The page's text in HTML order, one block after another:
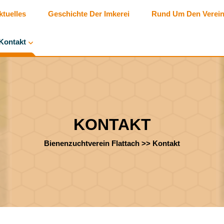
Geschichte Der Imkerei Rund Um Den Verein
KONTAKT
Bienenzuchtverein Flattach >> Kontakt